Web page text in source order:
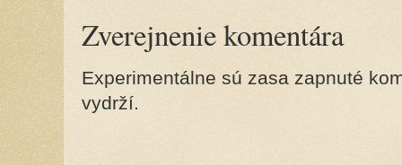
Zverejnenie komentára
Experimentálne sú zasa zapnuté
vydrží.